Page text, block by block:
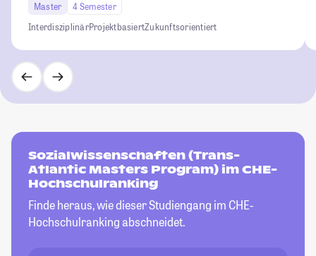
Master
4 Semester
InterdisziplinärProjektbasiertZukunftsorientiert
Sozialwissenschaften (Trans-
Atlantic Masters Program) im CHE-
Hochschulranking
Finde heraus, wie dieser Studiengang im CHE-
Hochschulranking abschneidet.